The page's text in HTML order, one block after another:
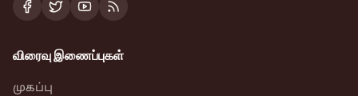
விரைவு இணைப்புகள்
முகப்பு